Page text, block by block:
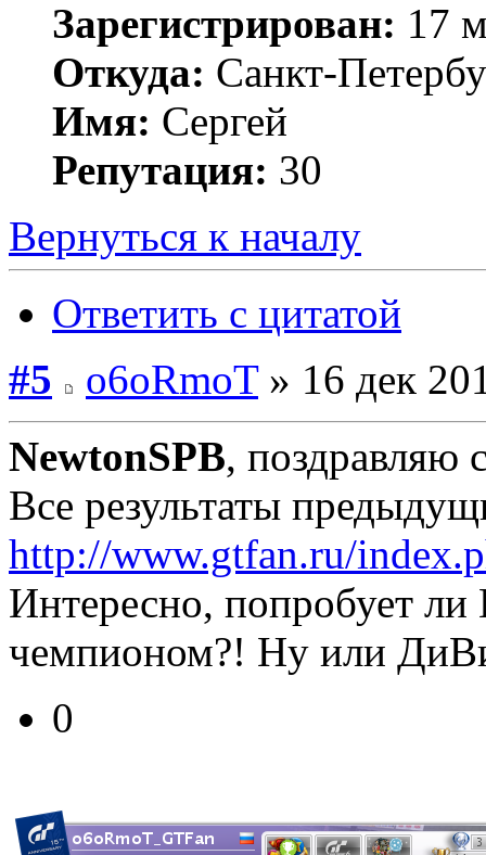
Зарегистрирован: 17
Откуда: Санкт-
Имя: Сергей
Репутация: 30
Вернуться к началу
Ответить с цитатой
#5
o6oRmoT» 16 дек
NewtonSPB, поздравляю
Все результаты
http://www.gtfan.ru/
Интересно, попробует ли
чемпионом?! Ну или
0